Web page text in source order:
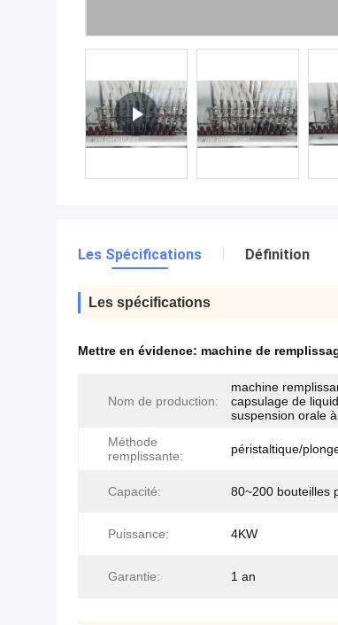
Les Spécifications Définition
Les spécifications
Mettre en évidence: machine de
Nom de production:
machine
capsulage de
suspension orale
Méthode
remplissante:
péristaltique/
Capacité: 80~200 bouteilles
Puissance: 4KW
Garantie: 1 an